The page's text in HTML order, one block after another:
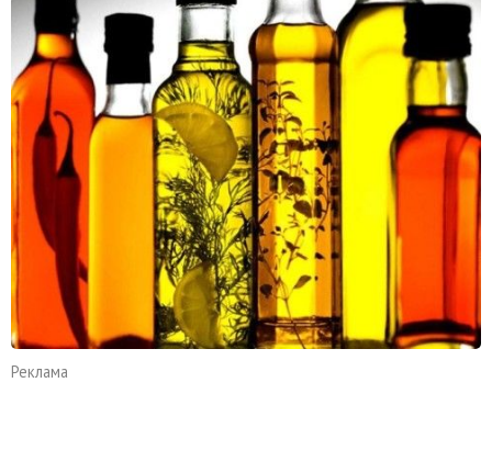
Реклама